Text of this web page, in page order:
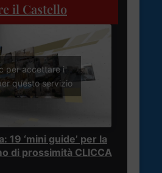
il Castello
per accettare i
questo servizio
19 ‘mini guide’ per la
di prossimità CLICCA